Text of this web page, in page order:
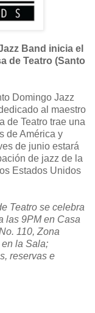
Band inicia el
de Teatro (Santo
Domingo Jazz
al maestro
de Teatro trae una
de América y
de junio estará
de jazz de la
Estados Unidos
Teatro se celebra
las 9PM en Casa
110, Zona
la Sala;
reservas e